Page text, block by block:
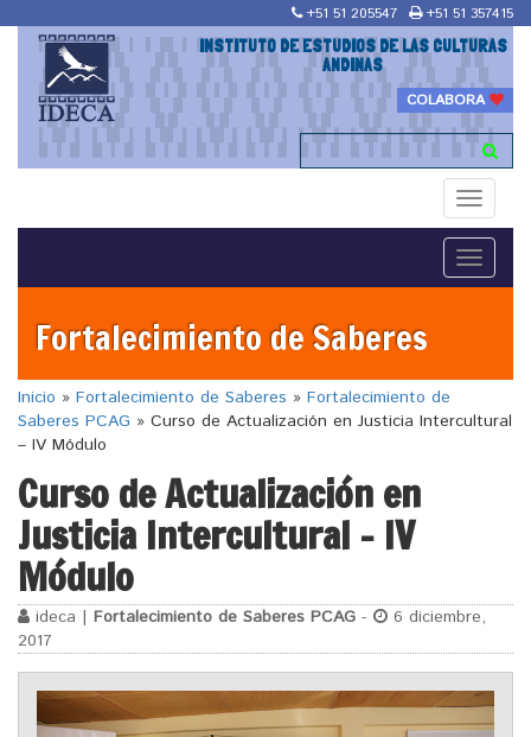
+51 51 205547 +51 51 357415
INSTITUTO DE ESTUDIOS DE LAS CULTURAS
ANDINAS
COLABORA
Toggle
Toggle
Fortalecimiento de Saberes
Inicio » Fortalecimiento de Saberes » Fortalecimiento de
Saberes PCAG » Curso de Actualización en Justicia Intercultural
– IV Módulo
Curso de Actualización en
Justicia Intercultural – IV
Módulo
ideca | Fortalecimiento de Saberes PCAG -
6 diciembre,
2017